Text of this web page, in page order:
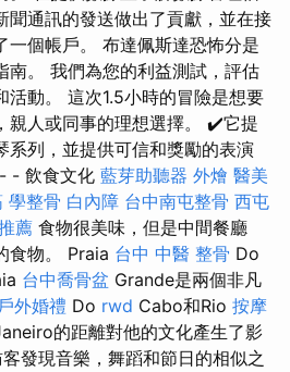
聞通訊的發送做出了貢獻，並在接
一個帳戶。 布達佩斯達恐怖分是
南。 我們為您的利益測試，評估
活動。 這次1.5小時的冒險是想要
親人或同事的理想選擇。 ✔️它提
系列，並提供可信和獎勵的表演
- 飲食文化 藍芽助聽器 外燴 醫美
學整骨 白內障 台中南屯整骨 西屯
薦 食物很美味，但是中間餐廳
食物。 Praia 台中 中醫 整骨 Do
台中喬骨盆 Grande是兩個非凡
戶外婚禮 Do rwd Cabo和Rio 按摩
的距離對他的文化產生了影
發現音樂，舞蹈和節日的相似之